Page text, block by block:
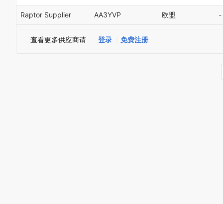
Raptor Supplier AA3YVP 欧盟 -
查看更多供应商请 登录 免费注册